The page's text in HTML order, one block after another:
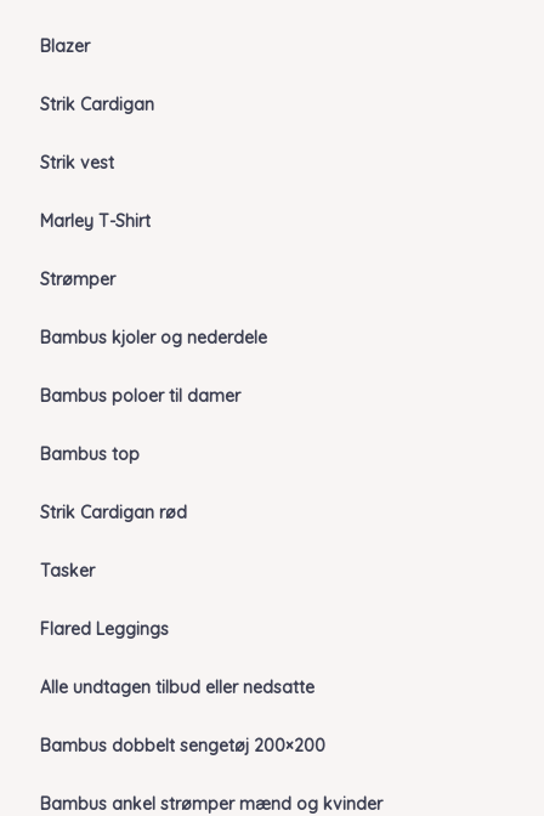
Blazer
Strik Cardigan
Strik vest
Marley T-Shirt
Strømper
Bambus kjoler og nederdele
Bambus poloer til damer
Bambus top
Strik Cardigan rød
Tasker
Flared Leggings
Alle undtagen tilbud eller nedsatte
Bambus dobbelt sengetøj 200×200
Bambus ankel strømper mænd og kvinder